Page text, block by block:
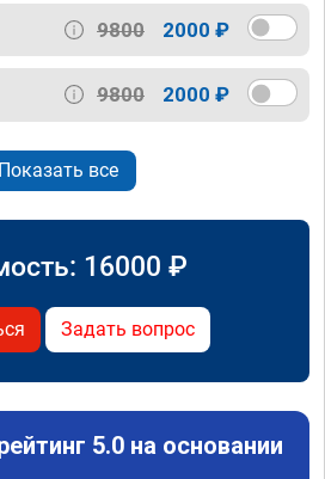
9800 2000 ₽
9800 2000 ₽
Показать все
16000 ₽
Задать вопрос
5.0 на основании